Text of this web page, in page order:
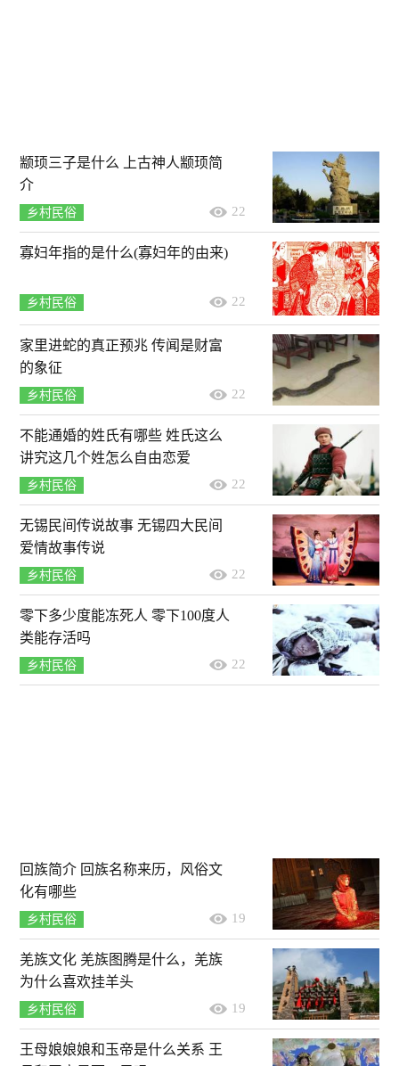
颛顼三子是什么 上古神人颛顼简
介
乡村民俗 22
寡妇年指的是什么(寡妇年的由来)
乡村民俗 22
家里进蛇的真正预兆 传闻是财富
的象征
乡村民俗 22
不能通婚的姓氏有哪些 姓氏这么
讲究这几个姓怎么自由恋爱
乡村民俗 22
无锡民间传说故事 无锡四大民间
爱情故事传说
乡村民俗 22
零下多少度能冻死人 零下100度人
类能存活吗
乡村民俗 22
回族简介 回族名称来历，风俗文
化有哪些
乡村民俗 19
羌族文化 羌族图腾是什么，羌族
为什么喜欢挂羊头
乡村民俗 19
王母娘娘娘和玉帝是什么关系 王